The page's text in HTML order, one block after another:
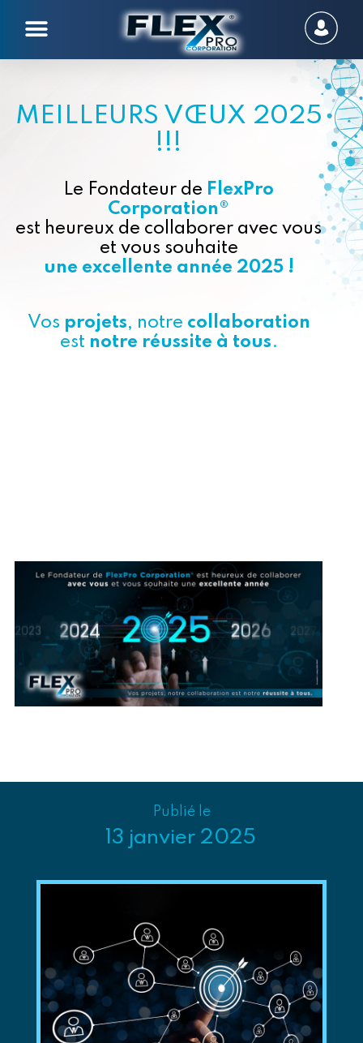
MEILLEURS VŒUX 2025
!!!
Le Fondateur de FlexPro
Corporation®
est heureux de collaborer avec vous
et vous souhaite
une excellente année 2025 !
Vos projets, notre collaboration
est notre réussite à tous.
Publié le
13 janvier 2025